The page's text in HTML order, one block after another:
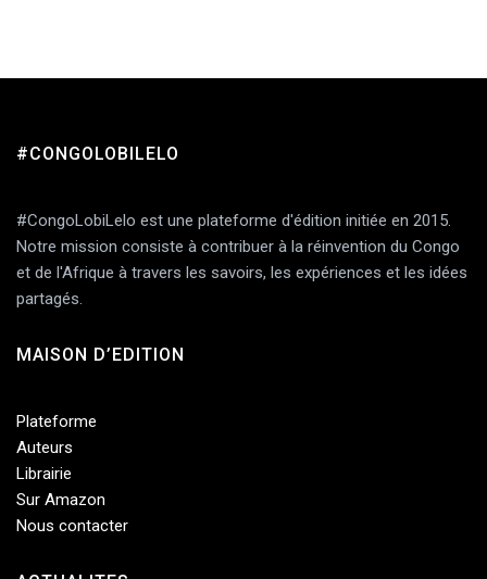
#CONGOLOBILELO
#CongoLobiLelo est une plateforme d'édition initiée en 2015.
Notre mission consiste à contribuer à la réinvention du Congo
et de l'Afrique à travers les savoirs, les expériences et les idées
partagés.
MAISON D’EDITION
Plateforme
Auteurs
Librairie
Sur Amazon
Nous contacter